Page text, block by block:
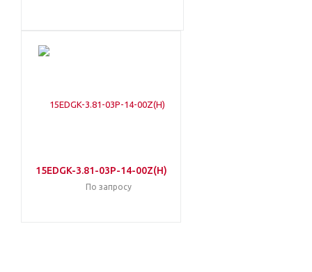
15EDGK-3.81-03P-14-00Z(H)
По запросу